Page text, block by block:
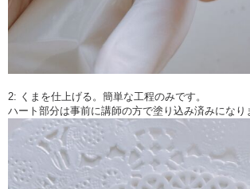
2: くまを仕上げる。簡単な工程のみです。
ハート部分は事前に講師の方で塗り込み済みになり